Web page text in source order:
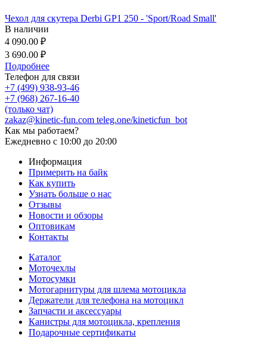
Чехол для скутера Derbi GP1 250 - 'Sport/Road Small'
В наличии
4 090.00 ₽
3 690.00 ₽
Подробнее
Телефон для связи
+7 (499) 938-93-46
+7 (968) 267-16-40
(только чат)
zakaz@kinetic-fun.com teleg.one/kineticfun_bot
Как мы работаем?
Ежедневно с 10:00 до 20:00
Информация
Примерить на байк
Как купить
Узнать больше о нас
Отзывы
Новости и обзоры
Оптовикам
Контакты
Каталог
Моточехлы
Мотосумки
Мотогарнитуры для шлема мотоцикла
Держатели для телефона на мотоцикл
Запчасти и аксессуары
Канистры для мотоцикла, крепления
Подарочные сертификаты